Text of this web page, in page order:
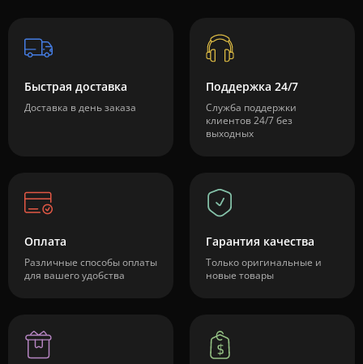
Быстрая доставка
Доставка в день заказа
Поддержка 24/7
Служба поддержки
клиентов 24/7 без
выходных
Оплата
Различные способы оплаты
для вашего удобства
Гарантия качества
Только оригинальные и
новые товары